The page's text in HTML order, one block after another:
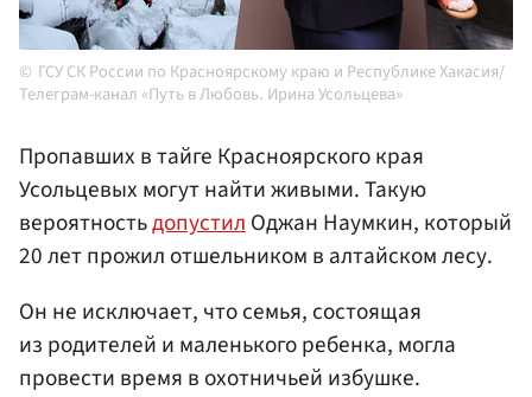
ГСУ СК России по Красноярскому краю и Республике Хакасия/
Телеграм-канал «Путь в Любовь. Ирина Усольцева»
Пропавших в тайге Красноярского края
Усольцевых могут найти живыми. Такую
вероятностьдопустилОджан Наумкин, который
20 лет прожил отшельником в алтайском лесу.
Он не исключает, что семья, состоящая
из родителей и маленького ребенка, могла
провести время в охотничьей избушке.